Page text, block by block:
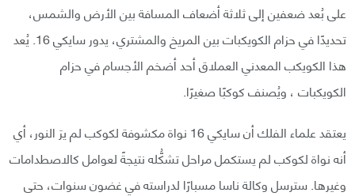
على بُعد ضعفين إلى ثلاثة أضعاف المسافة بين الأرض والشمس،
تحديدًا في حزام الكويكبات بين المريخ والمشتري، يدور سايكي 16. يُعد
هذا الكويكب المعدني العملاق أحد أضخم الأجسام في حزام
الكويكبات ، ويُصنف كوكبًا صغيرًا.
يعتقد علماء الفلك أن سايكي 16 نواة مكشوفة لكوكب لم يرَ النور، أي
أنه نواة لكوكب لم يستكمل مراحل تشكُّله نتيجةً لعوامل كالاصطدامات
وغيرها. سترسل وكالة ناسا مسبارًا لدراسته في غضون سنوات، حتى